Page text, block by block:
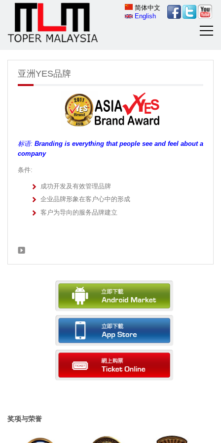
简体中文
English
亚洲YES品牌
标语: Branding is everything that people see and feel about a
company
条件:
成功开发及有效管理品牌
企业品牌形象在客户心中的形成
客户为导向的服务品牌建立
奖项与荣誉